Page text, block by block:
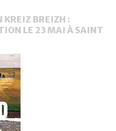
KREIZ BREIZH :
LE 23 MAI À SAINT